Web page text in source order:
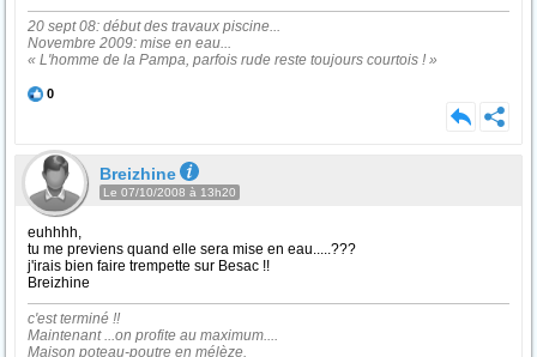
20 sept 08: début des travaux piscine...
Novembre 2009: mise en eau...
« L'homme de la Pampa, parfois rude reste toujours courtois ! »
0
Breizhine
Le 07/10/2008 à 13h20
euhhhh,
tu me previens quand elle sera mise en eau.....???
j'irais bien faire trempette sur Besac !!
Breizhine
c'est terminé !!
Maintenant ...on profite au maximum....
Maison poteau-poutre en mélèze.